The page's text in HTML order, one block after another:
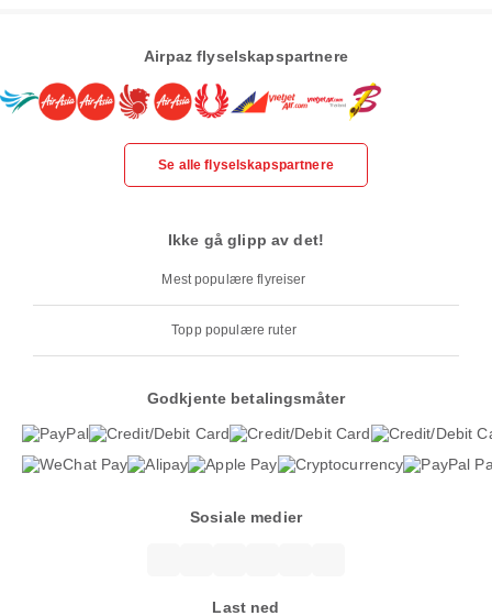
Airpaz flyselskapspartnere
Se alle flyselskapspartnere
Ikke gå glipp av det!
Mest populære flyreiser
Topp populære ruter
Godkjente betalingsmåter
Sosiale medier
Last ned